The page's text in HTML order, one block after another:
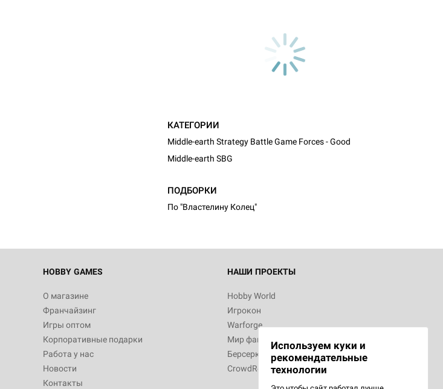
КАТЕГОРИИ
Middle-earth Strategy Battle Game Forces - Good
Middle-earth SBG
ПОДБОРКИ
По "Властелину Колец"
HOBBY GAMES
О магазине
Франчайзинг
Игры оптом
Корпоративные подарки
Работа у нас
Новости
Контакты
НАШИ ПРОЕКТЫ
Hobby World
Игрокон
Warforge
Мир фантастики
Берсерк
CrowdRepublic
Используем куки и
рекомендательные
технологии
Настольная игра Hobby World Монстры
Белая смерть
12 990
Настольная игра Hobby World Ужас
3 490